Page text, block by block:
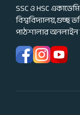
SSC ও HSC
বিশ্ববিদ্যালয়,গুচ্ছ
পাঠশালার অনলাইন